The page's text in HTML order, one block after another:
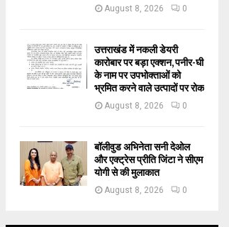
August 8, 2026 0
उत्तराखंड में नकली डेयरी
कारोबार पर बड़ा एक्शन, पनीर-घी
के नाम पर उपभोक्ताओं को
भ्रमित करने वाले उत्पादों पर रोक
August 8, 2026 0
बॉलीवुड अभिनेता सनी देओल
और एक्ट्रेस प्रीति जिंटा ने सीएम
योगी से की मुलाकात
August 8, 2026 0